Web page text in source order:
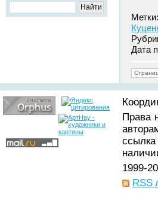
Метки:
Дата
Права
1999-
RSS